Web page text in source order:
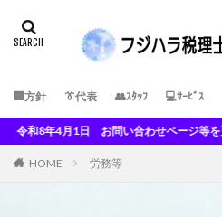
🏢方針 👔代表 👥ｽﾀｯﾌ 💻ｻｰﾋﾞｽ
1日 お問い合わせページ等を更新しました
HOME 労務等